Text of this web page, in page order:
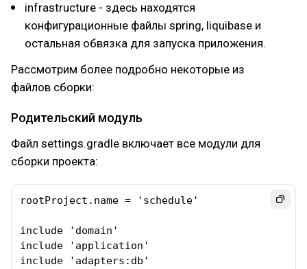
infrastructure - здесь находятся
конфигурационные файлы spring, liquibase и
остальная обвязка для запуска приложения.
Рассмотрим более подробно некоторые из
файлов сборки:
Родительский модуль
Файл settings.gradle включает все модули для
сборки проекта:
rootProject.name = 'schedule'
include 'domain'
include 'application'
include 'adapters:db'